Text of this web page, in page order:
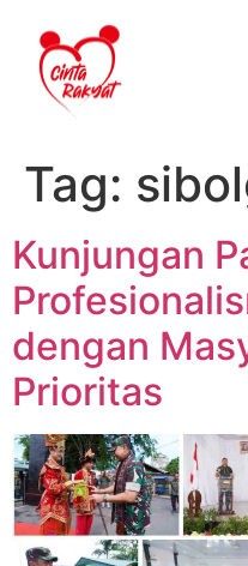
Tag:
Kunjungan
dengan
Prioritas